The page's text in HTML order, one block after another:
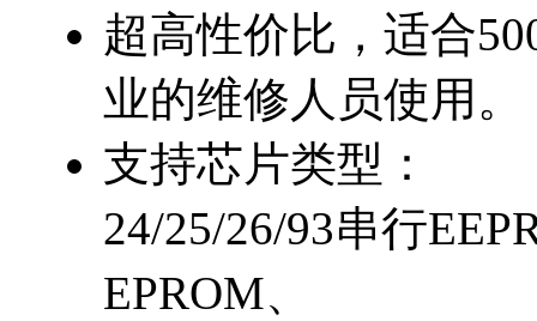
超高性价比，适合
业的维修人员使用。
支持芯片类型：
24/25/26/93串行
EPROM、